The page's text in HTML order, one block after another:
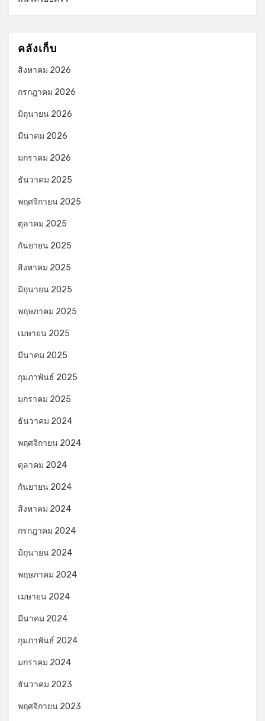
คลังเก็บ
สิงหาคม 2026
กรกฎาคม 2026
มิถุนายน 2026
มีนาคม 2026
มกราคม 2026
ธันวาคม 2025
พฤศจิกายน 2025
ตุลาคม 2025
กันยายน 2025
สิงหาคม 2025
มิถุนายน 2025
พฤษภาคม 2025
เมษายน 2025
มีนาคม 2025
กุมภาพันธ์ 2025
มกราคม 2025
ธันวาคม 2024
พฤศจิกายน 2024
ตุลาคม 2024
กันยายน 2024
สิงหาคม 2024
กรกฎาคม 2024
มิถุนายน 2024
พฤษภาคม 2024
เมษายน 2024
มีนาคม 2024
กุมภาพันธ์ 2024
มกราคม 2024
ธันวาคม 2023
พฤศจิกายน 2023